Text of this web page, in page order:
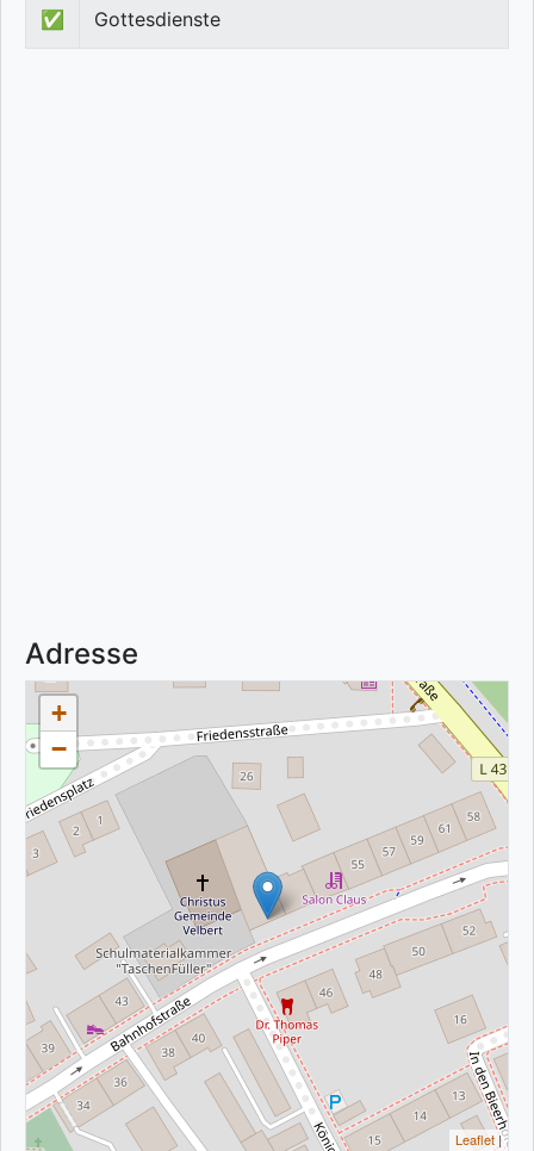
✅ Gottesdienste
Adresse
+
−
Leaflet|